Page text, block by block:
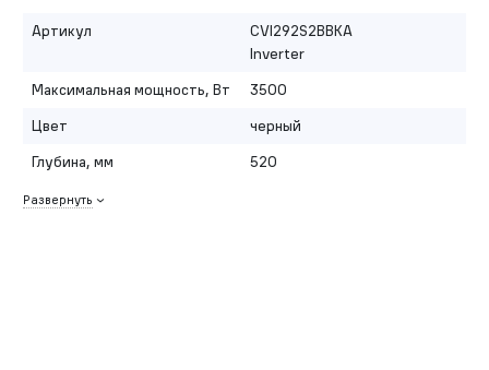
Артикул
CVI292S2BBKA
Inverter
Максимальная мощность, Вт
3500
Цвет
черный
Глубина, мм
520
Развернуть